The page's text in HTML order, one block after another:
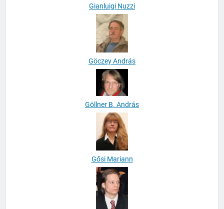
Gianluigi Nuzzi
Göczey András
Göllner B. András
Gősi Mariann